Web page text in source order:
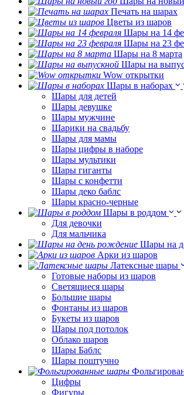
Печать на шарах
Цветы из шаров
Шары на 14
Шары на 23
Шары на 8 марта
Шары на
Wow открытки
Шары в наборах
Шары для детей
Шары девушке
Шары мужчине
Шарики на свадьбу
Шары для мамы
Шары цифры в наборе
Шары мультики
Шары гиганты
Шары с конфетти
Шары деко баблс
Шары красно-черные
Шары в роддом
Для девочки
Для мальчика
Шары на
Арки из шаров
Латексные шары
Готовые наборы из шаров
Светящиеся шары
Большие шары
Фонтаны из шаров
Букеты из шаров
Шары под потолок
Облако шаров
Шары Баблс
Шары поштучно
Цифры
Фигуры